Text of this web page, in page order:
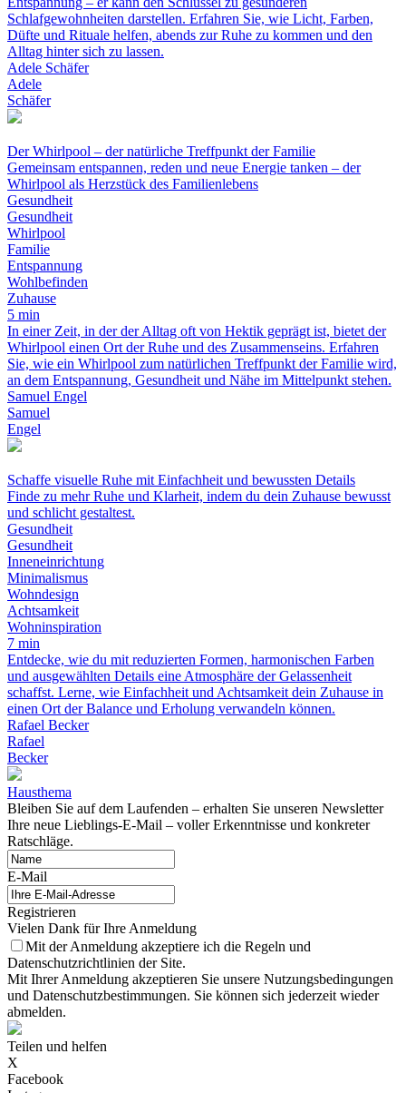
Schlafgewohnheiten darstellen. Erfahren Sie, wie Licht, Farben,
Düfte und Rituale helfen, abends zur Ruhe zu kommen und den
Alltag hinter sich zu lassen.
Adele Schäfer
Adele
Schäfer
Der Whirlpool – der natürliche Treffpunkt der Familie
Gemeinsam entspannen, reden und neue Energie tanken – der
Whirlpool als Herzstück des Familienlebens
Gesundheit
Gesundheit
Whirlpool
Familie
Entspannung
Wohlbefinden
Zuhause
5 min
In einer Zeit, in der der Alltag oft von Hektik geprägt ist, bietet der
Whirlpool einen Ort der Ruhe und des Zusammenseins. Erfahren
Sie, wie ein Whirlpool zum natürlichen Treffpunkt der Familie wird,
an dem Entspannung, Gesundheit und Nähe im Mittelpunkt stehen.
Samuel Engel
Samuel
Engel
Schaffe visuelle Ruhe mit Einfachheit und bewussten Details
Finde zu mehr Ruhe und Klarheit, indem du dein Zuhause bewusst
und schlicht gestaltest.
Gesundheit
Gesundheit
Inneneinrichtung
Minimalismus
Wohndesign
Achtsamkeit
Wohninspiration
7 min
Entdecke, wie du mit reduzierten Formen, harmonischen Farben
und ausgewählten Details eine Atmosphäre der Gelassenheit
schaffst. Lerne, wie Einfachheit und Achtsamkeit dein Zuhause in
einen Ort der Balance und Erholung verwandeln können.
Rafael Becker
Rafael
Becker
Hausthema
Bleiben Sie auf dem Laufenden – erhalten Sie unseren Newsletter
Ihre neue Lieblings-E-Mail – voller Erkenntnisse und konkreter
Ratschläge.
E-Mail
Registrieren
Vielen Dank für Ihre Anmeldung
Mit der Anmeldung akzeptiere ich die Regeln und
Datenschutzrichtlinien der Site.
Mit Ihrer Anmeldung akzeptieren Sie unsere Nutzungsbedingungen
und Datenschutzbestimmungen. Sie können sich jederzeit wieder
abmelden.
Teilen und helfen
X
Facebook